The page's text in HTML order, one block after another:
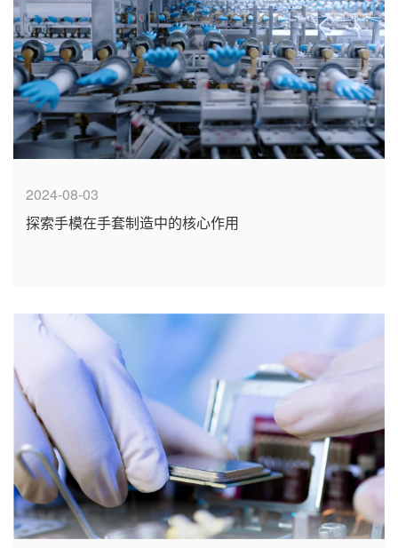
2024-08-03
探索手模在手套制造中的核心作用